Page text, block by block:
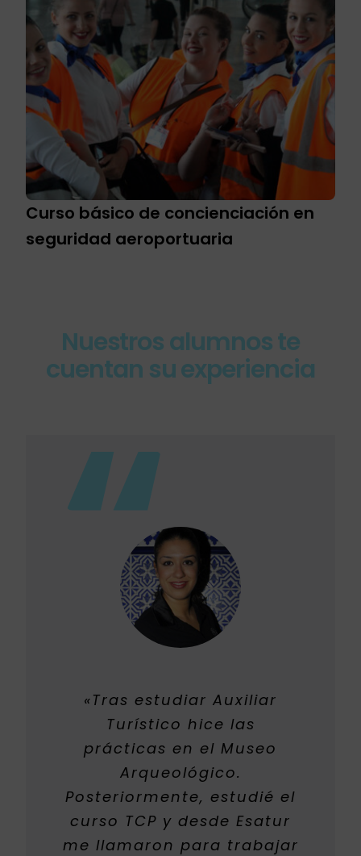
Curso básico de concienciación en
seguridad aeroportuaria
Nuestros alumnos te
cuentan su experiencia
«Tras estudiar Auxiliar
Turístico hice las
prácticas en el Museo
Arqueológico.
Posteriormente, estudié el
curso TCP y desde Esatur
me llamaron para trabajar